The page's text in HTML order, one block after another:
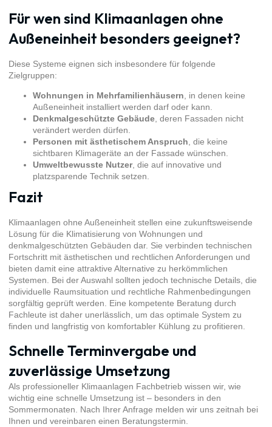
Für wen sind Klimaanlagen ohne
Außeneinheit besonders geeignet?
Diese Systeme eignen sich insbesondere für folgende
Zielgruppen:
Wohnungen in Mehrfamilienhäusern , in denen keine
Außeneinheit installiert werden darf oder kann.
Denkmalgeschützte Gebäude , deren Fassaden nicht
verändert werden dürfen.
Personen mit ästhetischem Anspruch , die keine
sichtbaren Klimageräte an der Fassade wünschen.
Umweltbewusste Nutzer, die auf innovative und
platzsparende Technik setzen.
Fazit
Klimaanlagen ohne Außeneinheit stellen eine zukunftsweisende
Lösung für die Klimatisierung von Wohnungen und
denkmalgeschützten Gebäuden dar. Sie verbinden technischen
Fortschritt mit ästhetischen und rechtlichen Anforderungen und
bieten damit eine attraktive Alternative zu herkömmlichen
Systemen. Bei der Auswahl sollten jedoch technische Details, die
individuelle Raumsituation und rechtliche Rahmenbedingungen
sorgfältig geprüft werden. Eine kompetente Beratung durch
Fachleute ist daher unerlässlich, um das optimale System zu
finden und langfristig von komfortabler Kühlung zu profitieren.
Schnelle Terminvergabe und
zuverlässige Umsetzung
Als professioneller Klimaanlagen Fachbetrieb wissen wir, wie
wichtig eine schnelle Umsetzung ist – besonders in den
Sommermonaten. Nach Ihrer Anfrage melden wir uns zeitnah bei
Ihnen und vereinbaren einen Beratungstermin.